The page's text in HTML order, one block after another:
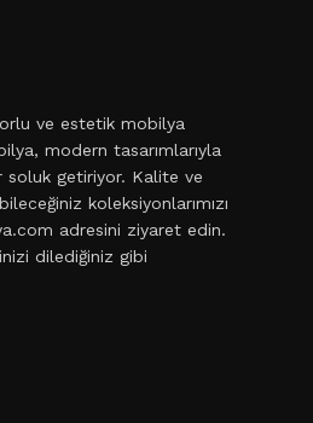
ve estetik mobilya
modern tasarımlarıyla
soluk getiriyor. Kalite ve
koleksiyonlarımızı
adresini ziyaret edin.
dilediğiniz gibi